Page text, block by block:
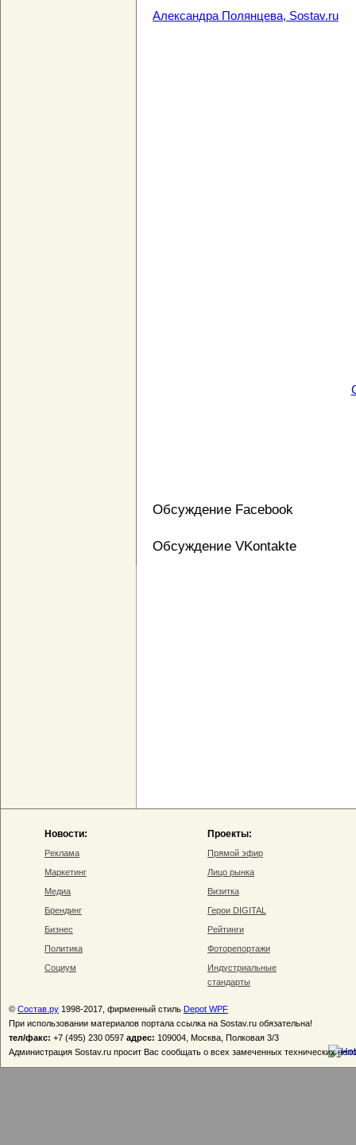
Александра Полянцева, Sostav.ru
Обсуждение Facebook
Обсуждение VKontakte
Новости:
Реклама
Маркетинг
Медиа
Брендинг
Бизнес
Политика
Социум
Проекты:
Прямой эфир
Лицо рынка
Визитка
Герои DIGITAL
Рейтинги
Фоторепортажи
Индустриальные
стандарты
© Состав.ру 1998-2017, фирменный стиль Depot WPF
При использовании материалов портала ссылка на Sostav.ru обязательна!
тел/факс: +7 (495) 230 0597 адрес: 109004, Москва, Полковая 3/3
Администрация Sostav.ru просит Вас сообщать о всех замеченных технических